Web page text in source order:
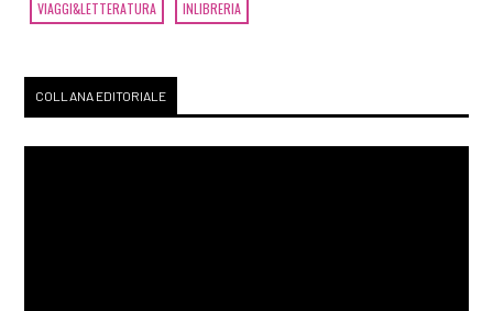
VIAGGI&LETTERATURA INLIBRERIA
COLLANA EDITORIALE